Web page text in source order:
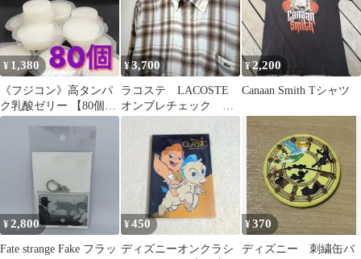
も抜群！保存にも便利
なチャック付き袋 レ
ターパックで発送！
¥ 1,380
《フジコン》高タンパ
ク乳酸ゼリー 【80個】
昆虫ゼリー
¥3,700
ラコステ LACOSTE
オンブレチェック サ
イズ4
¥2,200
Canaan Smith Tシャツ
¥2,800
Fate strange Fake フラッ
¥450
ディズニーオンクラシ
¥370
ディズニー 刺繍缶バ